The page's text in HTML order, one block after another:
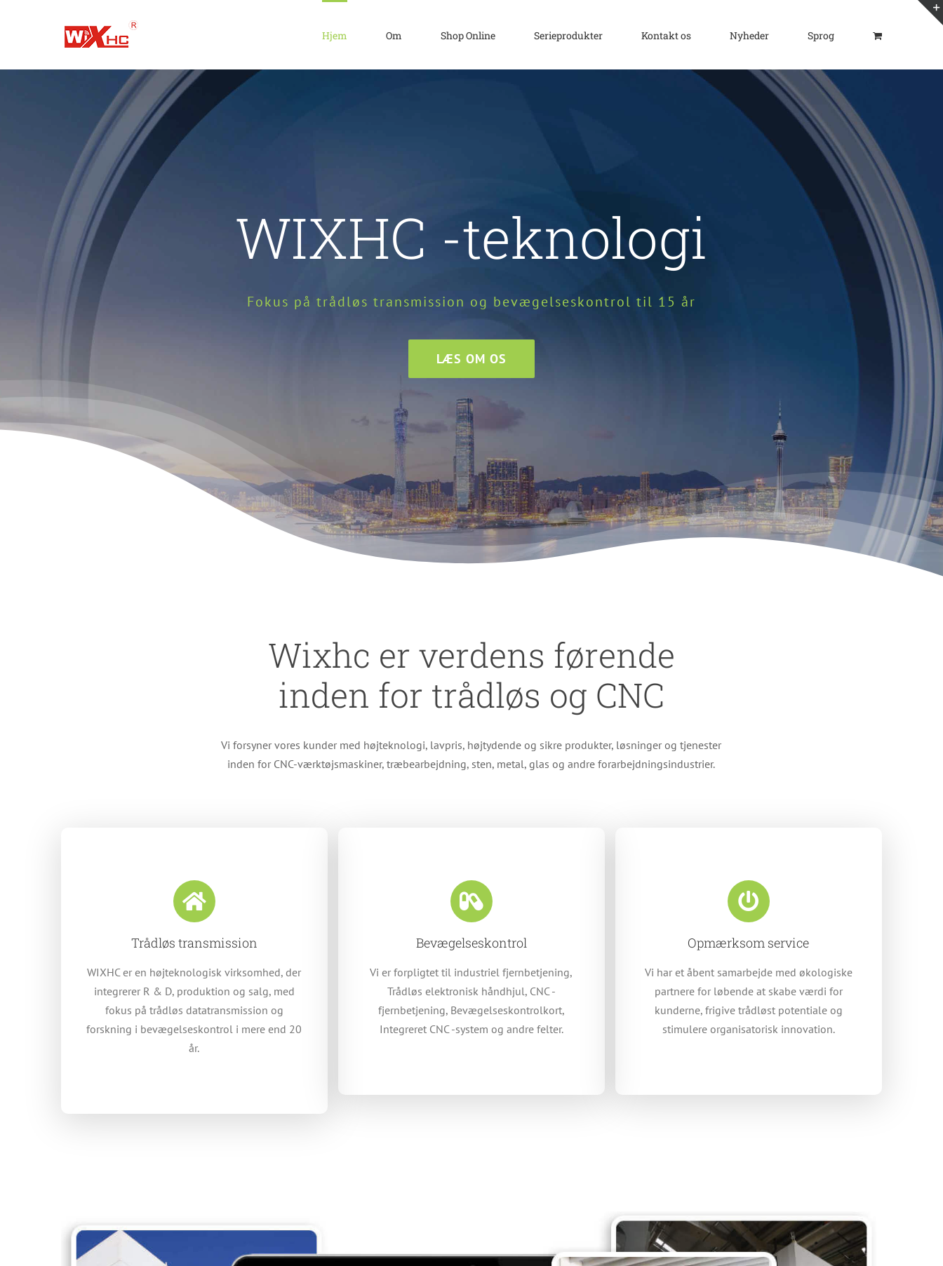
Hjem Om Shop Online Serieprodukter Kontakt os Nyheder Sprog
WIXHC -teknologi
Fokus på trådløs transmission og bevægelseskontrol til 15 år
LÆS OM OS
Wixhc er verdens førende
inden for trådløs og CNC
Vi forsyner vores kunder med højteknologi, lavpris, højtydende og sikre produkter, løsninger og tjenester
inden for CNC-værktøjsmaskiner, træbearbejdning, sten, metal, glas og andre forarbejdningsindustrier.
Trådløs transmission
WIXHC er en højteknologisk virksomhed, der
integrerer R & D, produktion og salg, med
fokus på trådløs datatransmission og
forskning i bevægelseskontrol i mere end 20
år.
Bevægelseskontrol
Vi er forpligtet til industriel fjernbetjening,
Trådløs elektronisk håndhjul, CNC -
fjernbetjening, Bevægelseskontrolkort,
Integreret CNC -system og andre felter.
Opmærksom service
Vi har et åbent samarbejde med økologiske
partnere for løbende at skabe værdi for
kunderne, frigive trådløst potentiale og
stimulere organisatorisk innovation.